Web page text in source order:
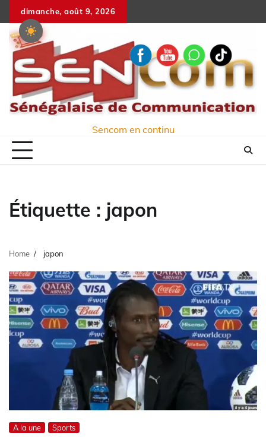
to
content
dimanche, août 9, 2026
Sencom en continu
Étiquette : japon
Home japon
A la une Sports